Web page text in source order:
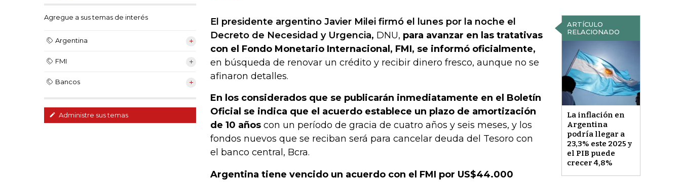
Agregue a sus temas de interés
Argentina
FMI
Bancos
Administre sus temas
ARTÍCULO
RELACIONADO
La inflación en
Argentina
podría llegar a
23,3% este 2025 y
el PIB puede
crecer 4,8%
El presidente argentino Javier Milei firmó el lunes por la noche el
Decreto de Necesidad y Urgencia, DNU, para avanzar en las tratativas
con el Fondo Monetario Internacional, FMI, se informó oficialmente,
en búsqueda de renovar un crédito y recibir dinero fresco, aunque no se
afinaron detalles.
En los considerados que se publicarán inmediatamente en el Boletín
Oficial se indica que el acuerdo establece un plazo de amortización
de 10 años con un período de gracia de cuatro años y seis meses, y los
fondos nuevos que se reciban será para cancelar deuda del Tesoro con
el banco central, Bcra.
Argentina tiene vencido un acuerdo con el FMI por US$44.000